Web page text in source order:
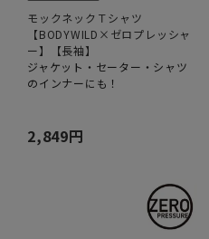
モックネックＴシャツ
【BODYWILD×ゼロプレッシャ
ー】【長袖】
ジャケット・セーター・シャツ
のインナーにも！
2,849円